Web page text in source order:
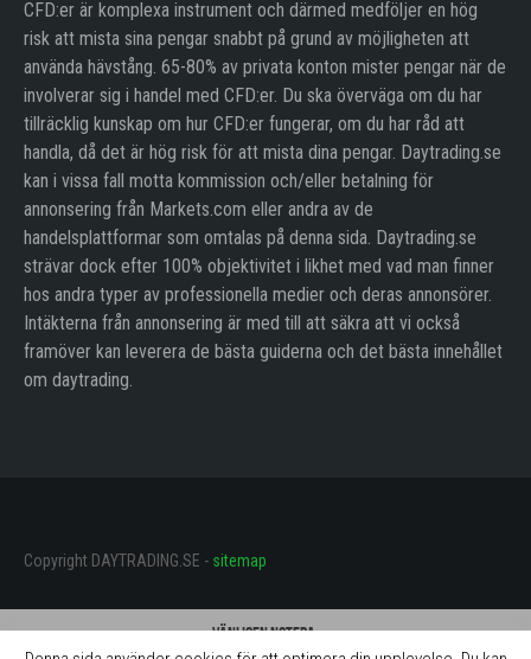
CFD:er är komplexa instrument och därmed medföljer en hög
risk att mista sina pengar snabbt på grund av möjligheten att
använda hävstång. 65-80% av privata konton mister pengar när de
involverar sig i handel med CFD:er. Du ska överväga om du har
tillräcklig kunskap om hur CFD:er fungerar, om du har råd att
handla, då det är hög risk för att mista dina pengar. Daytrading.se
kan i vissa fall motta kommission och/eller betalning för
annonsering från Markets.com eller andra av de
handelsplattformar som omtalas på denna sida. Daytrading.se
strävar dock efter 100% objektivitet i likhet med vad man finner
hos andra typer av professionella medier och deras annonsörer.
Intäkterna från annonsering är med till att säkra att vi också
framöver kan leverera de bästa guiderna och det bästa innehållet
om daytrading.
Copyright DAYTRADING.SE - sitemap
Vänligen notera: